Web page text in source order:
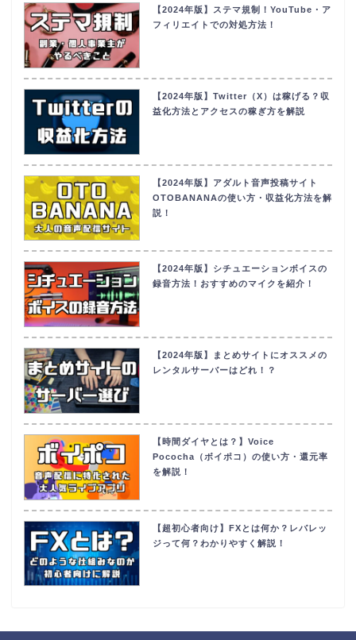
【2024年版】ステマ規制！YouTube・ア
フィリエイトでの対処方法！
【2024年版】Twitter（X）は稼げる？収
益化方法とアクセスの稼ぎ方を解説
【2024年版】アダルト音声投稿サイト
OTOBANANAの使い方・収益化方法を解
説！
【2024年版】シチュエーションボイスの
録音方法！おすすめのマイクを紹介！
【2024年版】まとめサイトにオススメの
レンタルサーバーはどれ！？
【時間ダイヤとは？】Voice
Pococha（ボイポコ）の使い方・還元率
を解説！
【超初心者向け】FXとは何か？レバレッ
ジって何？わかりやすく解説！